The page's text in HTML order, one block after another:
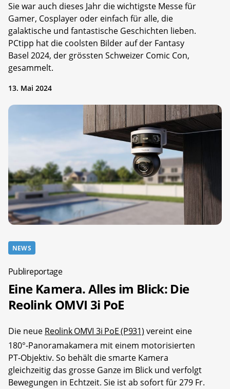
Sie war auch dieses Jahr die wichtigste Messe für
Gamer, Cosplayer oder einfach für alle, die
galaktische und fantastische Geschichten lieben.
PCtipp hat die coolsten Bilder auf der Fantasy
Basel 2024, der grössten Schweizer Comic Con,
gesammelt.
13. Mai 2024
NEWS
Publireportage
Eine Kamera. Alles im Blick: Die
Reolink OMVI 3i PoE
Die neue Reolink OMVI 3i PoE (P931) vereint eine
180°-Panoramakamera mit einem motorisierten
PT-Objektiv. So behält die smarte Kamera
gleichzeitig das grosse Ganze im Blick und verfolgt
Bewegungen in Echtzeit. Sie ist ab sofort für 279 Fr.